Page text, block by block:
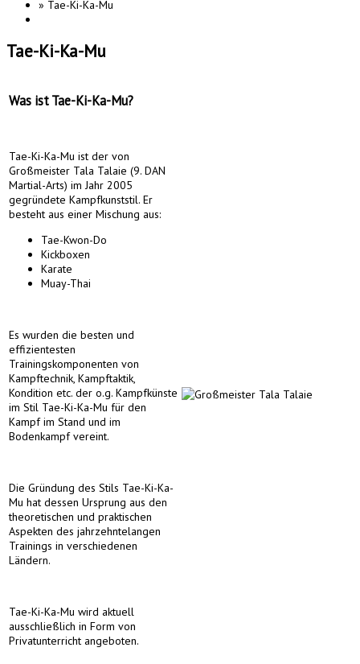
» Tae-Ki-Ka-Mu
Tae-Ki-Ka-Mu
Was ist Tae-Ki-Ka-Mu?
Tae-Ki-Ka-Mu ist der von
Großmeister Tala Talaie (9. DAN
Martial-Arts) im Jahr 2005
gegründete Kampfkunststil. Er
besteht aus einer Mischung aus:
Tae-Kwon-Do
Kickboxen
Karate
Muay-Thai
Es wurden die besten und
effizientesten
Trainingskomponenten von
Kampftechnik, Kampftaktik,
Kondition etc. der o.g. Kampfkünste
im Stil Tae-Ki-Ka-Mu für den
Kampf im Stand und im
Bodenkampf vereint.
Die Gründung des Stils Tae-Ki-Ka-
Mu hat dessen Ursprung aus den
theoretischen und praktischen
Aspekten des jahrzehntelangen
Trainings in verschiedenen
Ländern.
Tae-Ki-Ka-Mu wird aktuell
ausschließlich in Form von
Privatunterricht angeboten.